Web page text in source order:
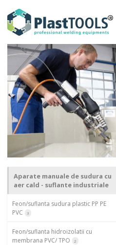
Aparate manuale de sudura cu
aer cald - suflante industriale
Feon/suflanta sudura plastic PP PE
PVC
3
Feon/suflanta hidroizolatii cu
membrana PVC/ TPO
2